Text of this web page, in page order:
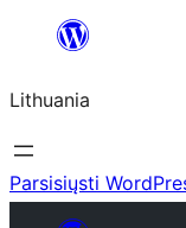
turinio
Lithuania
Parsisiųsti